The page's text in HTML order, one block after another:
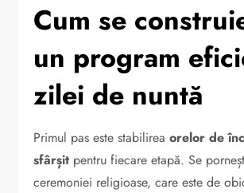
Cum se
un program
zilei de nuntă
Primul pas este stabilireaorelor de
sfârșit pentru fiecare etapă. Se
ceremoniei religioase, care este de